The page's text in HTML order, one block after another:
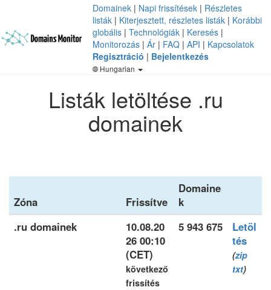
Domainek | Napi frissítések | Részletes
listák | Kiterjesztett, részletes listák | Korábbi
globális | Technológiák | Keresés |
Monitorozás | Ár | FAQ | API | Kapcsolatok
Regisztráció | Bejelentkezés
Hungarian
Listák letöltése .ru
domainek
Zóna Frissítve
Domaine
k
.ru domainek
10.08.20
26 00:10
(CET)
következő
frissítés
5 943 675
Letöl
tés
(zip
txt)